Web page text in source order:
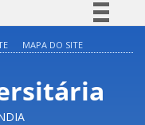
Participe
à informação
MAPA DO SITE